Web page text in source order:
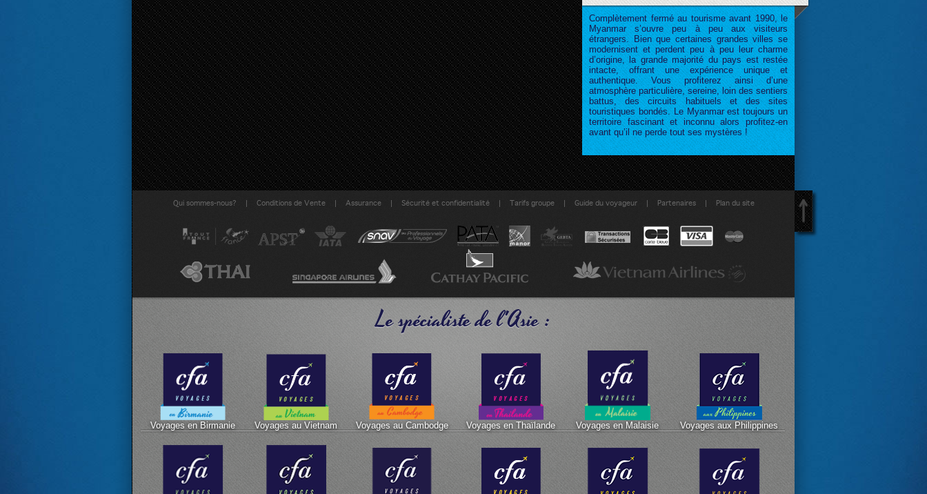
Complètement fermé au tourisme avant 1990, le
Myanmar s’ouvre peu à peu aux visiteurs
étrangers. Bien que certaines grandes villes se
modernisent et perdent peu à peu leur charme
d’origine, la grande majorité du pays est restée
intacte, offrant une expérience unique et
authentique. Vous profiterez ainsi d’une
atmosphère particulière, sereine, loin des sentiers
battus, des circuits habituels et des sites
touristiques bondés. Le Myanmar est toujours un
territoire fascinant et inconnu alors profitez-en
avant qu’il ne perde tout ses mystères !
Qui sommes-nous? | Conditions de Vente | Assurance | Sécurité et confidentialité | Tarifs groupe | Guide du voyageur | Partenaires | Plan du site
Le spécialiste de l'Asie :
Voyages en Birmanie Voyages au Vietnam Voyages au Cambodge Voyages en Thaïlande Voyages en Malaisie Voyages aux Philippines